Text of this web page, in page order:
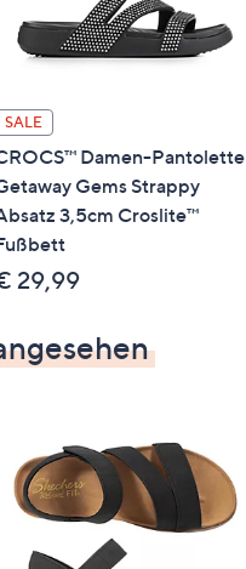
SALE
Damen-Pantolette
Gems Strappy
3,5cm Croslite™
29,99